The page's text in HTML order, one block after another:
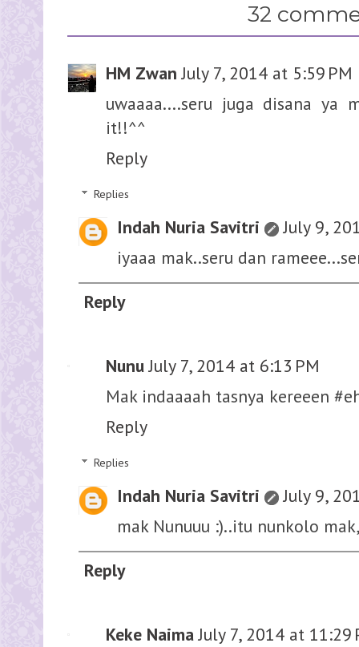
32
HM Zwan July 7, 2014 at 5:59 PM
uwaaaa....seru juga disana ya
it!!^^
Reply
Replies
Indah Nuria Savitri
July 9,
iyaaa mak..seru dan
Reply
Nunu July 7, 2014 at 6:13 PM
Mak indaaaah tasnya kereeen
Reply
Replies
Indah Nuria Savitri
July 9,
mak Nunuuu :)..itu nunkolo
Reply
Keke Naima July 7, 2014 at 11:29